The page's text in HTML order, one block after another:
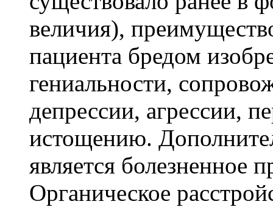
величия),
пациента бредом
гениальности,
депрессии, агрессии,
истощению.
является болезненное
Органическое